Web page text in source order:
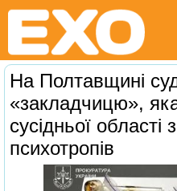
На Полтавщині
«закладчицю»,
сусідньої
психотропів